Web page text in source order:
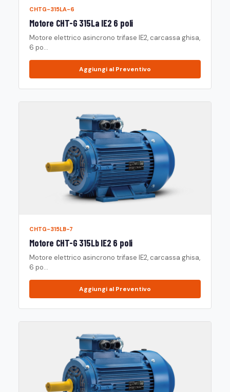
CHTG-315LA-6
Motore CHT-G 315La IE2 6 poli
Motore elettrico asincrono trifase IE2, carcassa ghisa,
6 po...
Aggiungi al Preventivo
CHTG-315LB-7
Motore CHT-G 315Lb IE2 6 poli
Motore elettrico asincrono trifase IE2, carcassa ghisa,
6 po...
Aggiungi al Preventivo